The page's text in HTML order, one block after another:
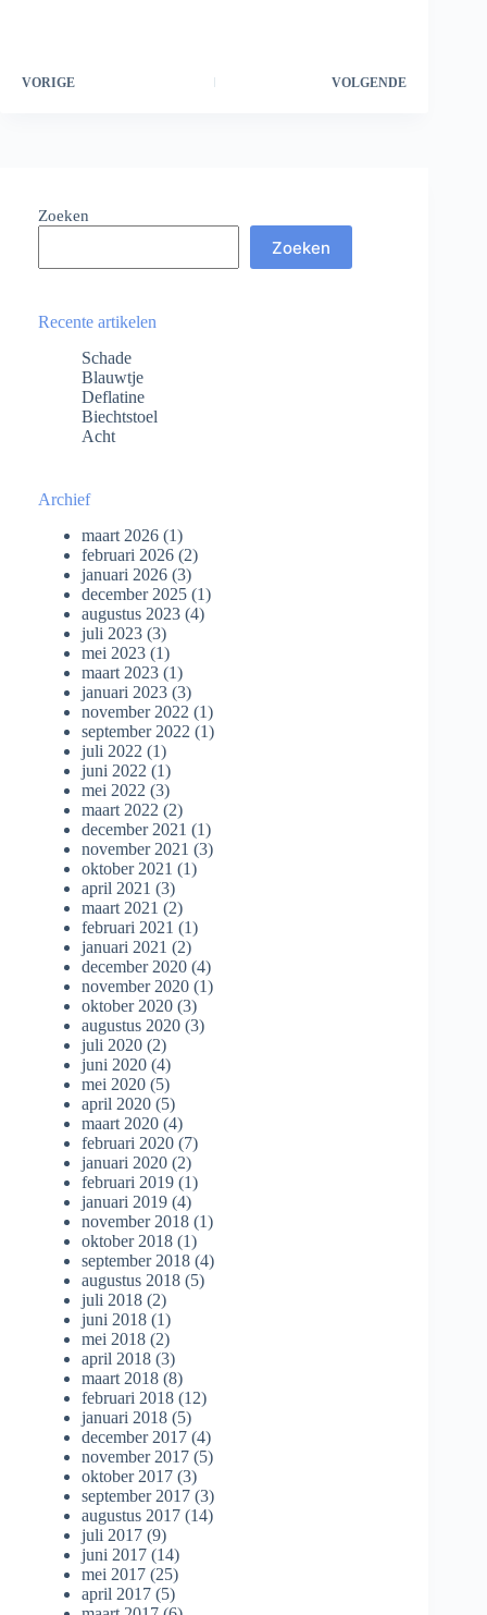
VORIGE VOLGENDE
Zoeken
Zoeken
Recente artikelen
Schade
Blauwtje
Deflatine
Biechtstoel
Acht
Archief
maart 2026 (1)
februari 2026 (2)
januari 2026 (3)
december 2025 (1)
augustus 2023 (4)
juli 2023 (3)
mei 2023 (1)
maart 2023 (1)
januari 2023 (3)
november 2022 (1)
september 2022 (1)
juli 2022 (1)
juni 2022 (1)
mei 2022 (3)
maart 2022 (2)
december 2021 (1)
november 2021 (3)
oktober 2021 (1)
april 2021 (3)
maart 2021 (2)
februari 2021 (1)
januari 2021 (2)
december 2020 (4)
november 2020 (1)
oktober 2020 (3)
augustus 2020 (3)
juli 2020 (2)
juni 2020 (4)
mei 2020 (5)
april 2020 (5)
maart 2020 (4)
februari 2020 (7)
januari 2020 (2)
februari 2019 (1)
januari 2019 (4)
november 2018 (1)
oktober 2018 (1)
september 2018 (4)
augustus 2018 (5)
juli 2018 (2)
juni 2018 (1)
mei 2018 (2)
april 2018 (3)
maart 2018 (8)
februari 2018 (12)
januari 2018 (5)
december 2017 (4)
november 2017 (5)
oktober 2017 (3)
september 2017 (3)
augustus 2017 (14)
juli 2017 (9)
juni 2017 (14)
mei 2017 (25)
april 2017 (5)